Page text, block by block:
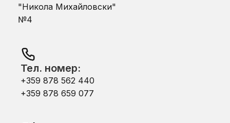
"Никола Михайловски"
№4
Тел. номер:
+359 878 562 440
+359 878 659 077